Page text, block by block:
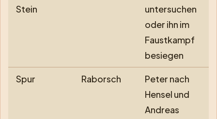
Stein
untersuchen
oder ihn im
Faustkampf
besiegen
Spur Raborsch
Peter nach
Hensel und
Andreas